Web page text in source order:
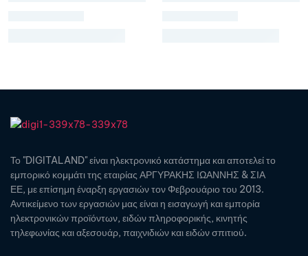
Το "DIGITALAND" είναι ηλεκτρονικό κατάστημα και αποτελεί το
εμπορικό κομμάτι της εταιρίας ΑΡΓΥΡΑΚΗΣ ΙΩΑΝΝΗΣ & ΣΙΑ
ΕΕ, με επίσημη έναρξη εργασιών τον Φεβρουάριο του 2013.
Αντικείμενο των εργασιών μας είναι η εισαγωγή και εμπορία
ηλεκτρονικών προϊόντων, ειδών πληροφορικής, κινητής
τηλεφωνίας και αξεσουάρ, παιχνιδιών και ειδών σπιτιού.